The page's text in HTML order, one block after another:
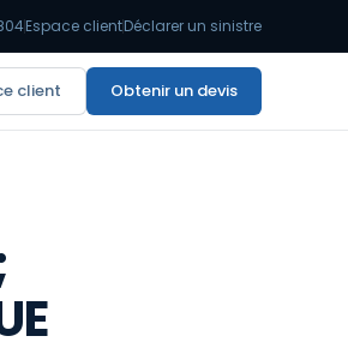
Espace clientDéclarer un sinistre
client Obtenir un devis